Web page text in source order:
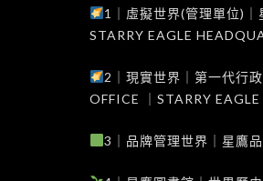
1｜虛擬世界(管理單位)
STARRY EAGLE
2｜現實世界｜第一代行
OFFICE ｜STARRY
3｜品牌管理世界｜星鷹